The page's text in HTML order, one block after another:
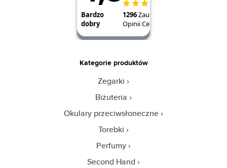
Kategorie produktów
Zegarki
Biżuteria
Okulary przeciwsłoneczne
Torebki
Perfumy
Second Hand